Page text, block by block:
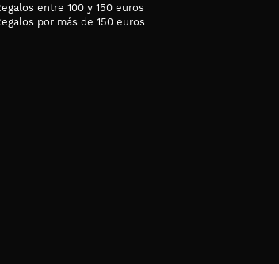
entre 100 y 150 euros
por más de 150 euros